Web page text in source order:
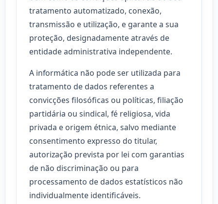
tratamento automatizado, conexão,
transmissão e utilização, e garante a sua
proteção, designadamente através de
entidade administrativa independente.
A informática não pode ser utilizada para
tratamento de dados referentes a
convicções filosóficas ou políticas, filiação
partidária ou sindical, fé religiosa, vida
privada e origem étnica, salvo mediante
consentimento expresso do titular,
autorização prevista por lei com garantias
de não discriminação ou para
processamento de dados estatísticos não
individualmente identificáveis.